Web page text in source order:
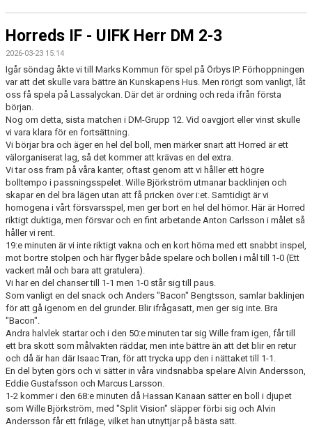
Horreds IF - UIFK Herr DM 2-3
2026-03-23 15:14
Igår söndag åkte vi till Marks Kommun för spel på Örbys IP. Förhoppningen
var att det skulle vara bättre än Kunskapens Hus. Men rörigt som vanligt, låt
oss få spela på Lassalyckan. Där det är ordning och reda ifrån första
början.
Nog om detta, sista matchen i DM-Grupp 12. Vid oavgjort eller vinst skulle
vi vara klara för en fortsättning.
Vi börjar bra och äger en hel del boll, men märker snart att Horred är ett
välorganiserat lag, så det kommer att krävas en del extra.
Vi tar oss fram på våra kanter, oftast genom att vi håller ett högre
bolltempo i passningsspelet. Wille Björkström utmanar backlinjen och
skapar en del bra lägen utan att få pricken över i:et. Samtidigt är vi
homogena i vårt försvarsspel, men ger bort en hel del hörnor. Här är Horred
riktigt duktiga, men försvar och en fint arbetande Anton Carlsson i målet så
håller vi rent.
19:e minuten är vi inte riktigt vakna och en kort hörna med ett snabbt inspel,
mot bortre stolpen och här flyger både spelare och bollen i mål till 1-0 (Ett
vackert mål och bara att gratulera).
Vi har en del chanser till 1-1 men 1-0 står sig till paus.
Som vanligt en del snack och Anders "Bacon" Bengtsson, samlar baklinjen
för att gå igenom en del grunder. Blir ifrågasatt, men ger sig inte. Bra
"Bacon".
Andra halvlek startar och i den 50:e minuten tar sig Wille fram igen, får till
ett bra skott som målvakten räddar, men inte bättre än att det blir en retur
och då är han där Isaac Tran, för att trycka upp den i nättaket till 1-1.
En del byten görs och vi sätter in våra vindsnabba spelare Alvin Andersson,
Eddie Gustafsson och Marcus Larsson.
1-2 kommer i den 68:e minuten då Hassan Kanaan sätter en boll i djupet
som Wille Björkström, med "Split Vision" släpper förbi sig och Alvin
Andersson får ett friläge, vilket han utnyttjar på bästa sätt.